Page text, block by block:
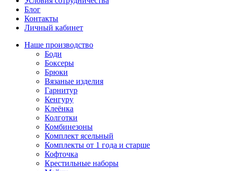
Блог
Контакты
Личный кабинет
Наше производство
Боди
Боксеры
Брюки
Вязаные изделия
Гарнитур
Кенгуру
Клеёнка
Колготки
Комбинезоны
Комплект ясельный
Комплекты от 1 года и старше
Кофточка
Крестильные наборы